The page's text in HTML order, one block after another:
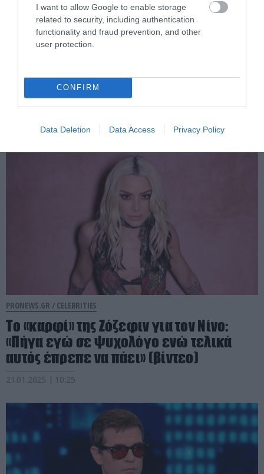
I want to allow Google to enable storage
related to security, including authentication
functionality and fraud prevention, and other
user protection.
CONFIRM
Data Deletion Data Access Privacy Policy
Νίνο: Το νέο βίντεο στο TikTok που
δίχασε το κοινό – «Βλέπω τα πάντα
θετικά, ακόμα και τα αρνητικά»
31.01.2025 | 14:11
PRONEWS.GR / CELEBRITIES
Το «καρφί» της Ζόζεφιν για τον Νίνο:
«Πήγα εγώ σε ψυχολόγο ενώ τελικά
αυτός έπρεπε να πάει» (βίντεο)
21.01.2025 | 10:25